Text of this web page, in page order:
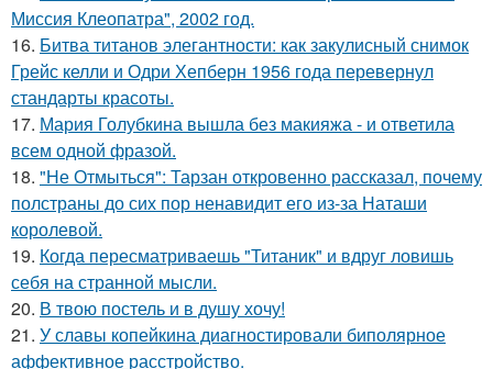
Миссия Клеопатра", 2002 год.
16. Битва титанов элегантности: как закулисный снимок
Грейс келли и Одри Хепберн 1956 года перевернул
стандарты красоты.
17. Мария Голубкина вышла без макияжа - и ответила
всем одной фразой.
18. "Не Отмыться": Тарзан откровенно рассказал, почему
полстраны до сих пор ненавидит его из-за Наташи
королевой.
19. Когда пересматриваешь "Титаник" и вдруг ловишь
себя на странной мысли.
20. В твою постель и в душу хочу!
21. У славы копейкина диагностировали биполярное
аффективное расстройство.